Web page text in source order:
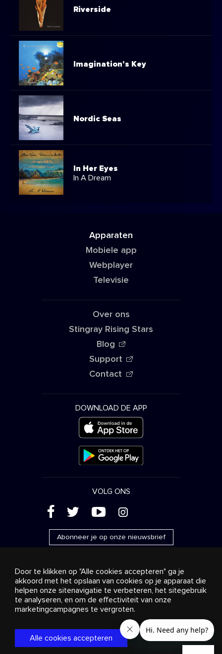
Riverside
Imagination's Key
Nordic Seas
In Her Eyes
In A Dream
Apparaten
Mobiele app
Webplayer
Televisie
Over ons
Stingray Rising Stars
Blog
Support
Contact
DOWNLOAD DE APP
VOLG ONS
( ' + &
Abonneer je op onze nieuwsbrief
Reclame
Streaming en distributie
Consumentenproducten
Bedrijfsoplossingen
Over ons
Cookies settings
© 2018-2025 Stingray Group Inc. Alle rechten voorbehouden.
STINGRAY®, STINGRAY® MUSIC en andere verwante merken
en logo’s zijn handelsmerken van Stingray Group in Canada,
Door te klikken op "Alle cookies accepteren" ga je
akkoord met het opslaan van cookies op je apparaat die
helpen onze sitenavigatie te verbeteren, het sitegebruik
te analyseren, en om de effectiviteit van onze
marketingcampagnes te vergroten.
Alle cookies accepteren